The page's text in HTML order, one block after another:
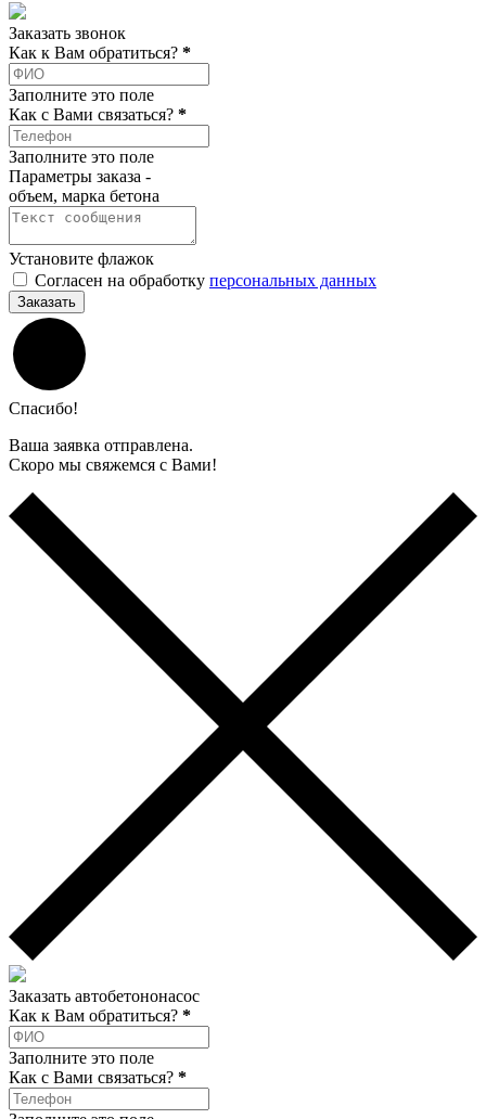
Заказать звонок
Как к Вам обратиться? *
Заполните это поле
Как c Вами связаться? *
Заполните это поле
Параметры заказа -
объем, марка бетона
Установите флажок
Согласен на обработку персональных данных
Заказать
Спасибо!
Ваша заявка отправлена.
Скоро мы свяжемся с Вами!
Заказать автобетононасос
Как к Вам обратиться? *
Заполните это поле
Как c Вами связаться? *